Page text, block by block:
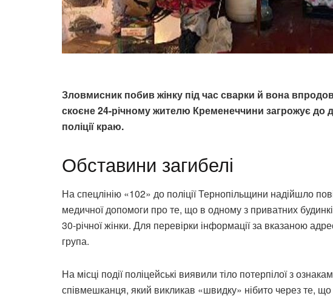
Зловмисник побив жінку під час сварки й вона
скоєне 24-річному жителю Кременеччини загрожує до
поліції краю.
Обставини загибелі
На спецлінію «102» до поліції Тернопільщини надійшло
медичної допомоги про те, що в одному з приватних
30-річної жінки. Для перевірки інформації за вказаною
група.
На місці події поліцейські виявили тіло потерпілої з
співмешканця, який викликав «швидку» нібито через те,